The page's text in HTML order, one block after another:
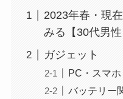
2023年春・現
みる【30代男性
ガジェット
PC・スマ
バッテリー